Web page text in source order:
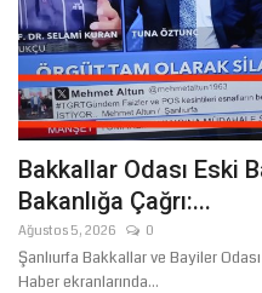
Bakkallar Odası Eski
Bakanlığa Çağrı:...
Ağustos 5, 2026 0
Şanlıurfa Bakkallar ve Bayiler
Haber ekranlarında...